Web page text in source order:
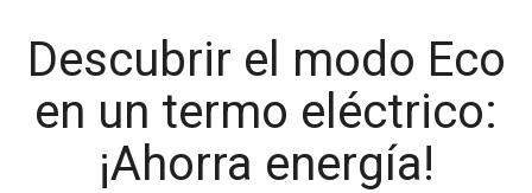
Descubrir el modo Eco
en un termo eléctrico:
¡Ahorra energía!